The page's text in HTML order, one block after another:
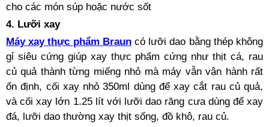
cho các món súp hoặc nước sốt
4. Lưỡi xay
Máy xay thực phẩm Brauncó lưỡi dao bằng thép không
gỉ siêu cứng giúp xay thực phẩm cứng như thịt cá, rau
củ quả thành từng miếng nhỏ mà máy vẫn vận hành rất
ổn định, cối xay nhỏ 350ml dùng để xay cắt rau củ quả,
và cối xay lớn 1.25 lít với lưỡi dao răng cưa dùng để xay
đá, lưỡi dao thường xay thịt sống, đồ khô, rau củ.